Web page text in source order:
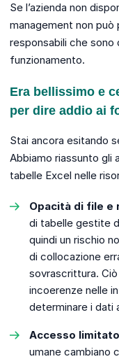
Se l’azienda non
management non
responsabili che sono
funzionamento.
Era bellissimo e
per dire addio ai
Stai ancora esitando
Abbiamo riassunto gli
tabelle Excel nelle
Opacità di file e
di tabelle gestite
quindi un rischio
di collocazione
sovrascrittura.
incoerenze nelle
determinare i dati
Accesso
umane cambiano